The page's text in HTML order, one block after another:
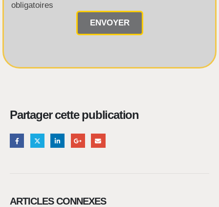
obligatoires
Partager cette publication
ARTICLES CONNEXES